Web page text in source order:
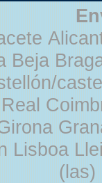
Beja
Real
Lisboa